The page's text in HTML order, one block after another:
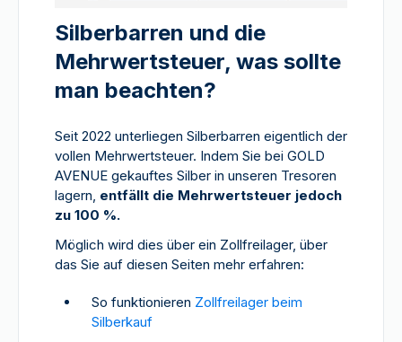
Silberbarren und die
Mehrwertsteuer, was sollte
man beachten?
Seit 2022 unterliegen Silberbarren eigentlich der
vollen Mehrwertsteuer. Indem Sie bei GOLD
AVENUE gekauftes Silber in unseren Tresoren
lagern, entfällt die Mehrwertsteuer jedoch
zu 100 %.
Möglich wird dies über ein Zollfreilager, über
das Sie auf diesen Seiten mehr erfahren:
So funktionieren Zollfreilager beim
Silberkauf